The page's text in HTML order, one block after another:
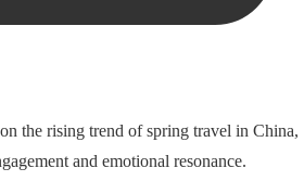
the rising trend of spring travel in China,
and emotional resonance.